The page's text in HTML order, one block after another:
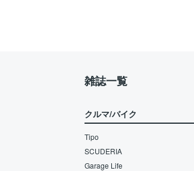
雑誌一覧
クルマ/バイク
Tipo
SCUDERIA
Garage Life